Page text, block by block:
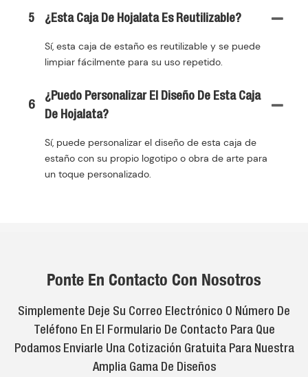
5 ¿Esta Caja De Hojalata Es Reutilizable?
Sí, esta caja de estaño es reutilizable y se puede
limpiar fácilmente para su uso repetido.
6
¿Puedo Personalizar El Diseño De Esta Caja
De Hojalata?
Sí, puede personalizar el diseño de esta caja de
estaño con su propio logotipo o obra de arte para
un toque personalizado.
Ponte En Contacto Con Nosotros
Simplemente Deje Su Correo Electrónico O Número De
Teléfono En El Formulario De Contacto Para Que
Podamos Enviarle Una Cotización Gratuita Para Nuestra
Amplia Gama De Diseños